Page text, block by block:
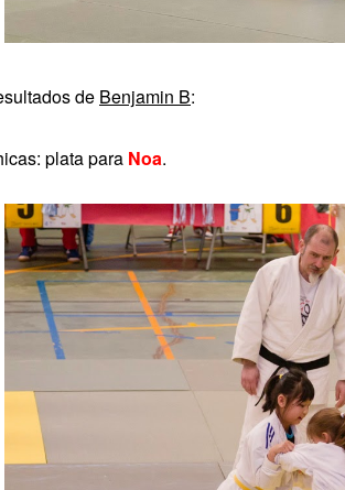
de Benjamin B:
plata para Noa.